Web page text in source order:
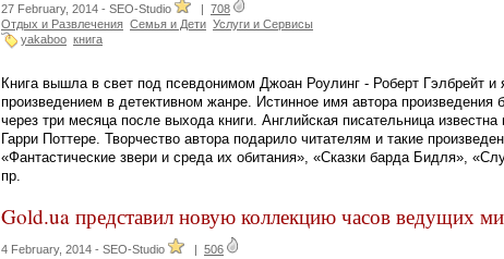
27 February, 2014 - SEO-Studio | 708
Отдых и Развлечения Семья и Дети Услуги и Сервисы
yakaboo книга
Книга вышла в свет под псевдонимом Джоан Роулинг - Роберт Гэлбрейт и
произведением в детективном жанре. Истинное имя автора произведения
через три месяца после выхода книги. Английская писательница
Гарри Поттере. Творчество автора подарило читателям и такие
«Фантастические звери и среда их обитания», «Сказки барда Бидля»,
пр.
Gold.ua представил новую коллекцию часов ведущих
4 February, 2014 - SEO-Studio
506